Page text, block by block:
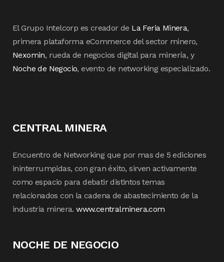
El Grupo Intelcorp es creador de La Feria Minera,
primera plataforma eCommerce del sector minero,
Nexomin, rueda de negocios digital para minería, y
Noche de Negocio, evento de networking especializado.
CENTRAL MINERA
Encuentro de Networking que por mas de 5 ediciones
ininterrumpidas, con gran éxito, sirven activamente
como espacio para debatir distintos temas
relacionados con la cadena de abastecimiento de la
industria minera.www.centralminera.com
NOCHE DE NEGOCIO